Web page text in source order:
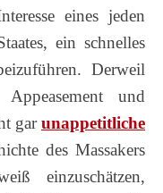
eines jeden
ein schnelles
Derweil
und
garunappetitliche
des Massakers
einzuschätzen,